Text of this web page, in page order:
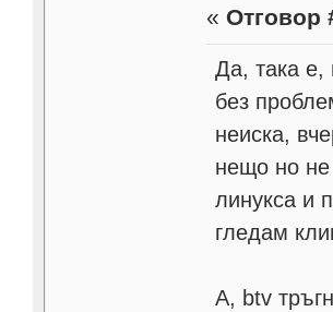
« Отговор
Да, така е,
без
неиска,
нещо но не
линукса и
гледам
А, btv